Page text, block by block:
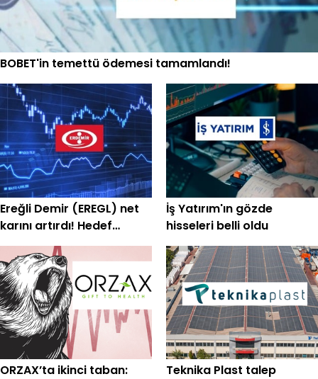
BOBET'in temettü ödemesi tamamlandı!
Ereğli Demir (EREGL) net
karını artırdı! Hedef
fiyatlar peş peşe geldi
İş Yatırım'ın gözde
hisseleri belli oldu
ORZAX’ta ikinci taban: Teknika Plast talep